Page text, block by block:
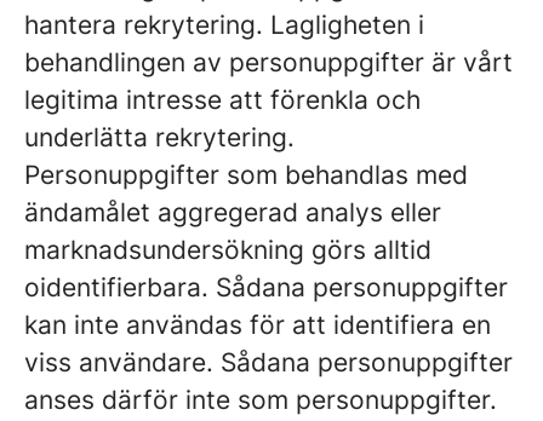
hantera rekrytering. Lagligheten i
behandlingen av personuppgifter är vårt
legitima intresse att förenkla och
underlätta rekrytering.
Personuppgifter som behandlas med
ändamålet aggregerad analys eller
marknadsundersökning görs alltid
oidentifierbara. Sådana personuppgifter
kan inte användas för att identifiera en
viss användare. Sådana personuppgifter
anses därför inte som personuppgifter.